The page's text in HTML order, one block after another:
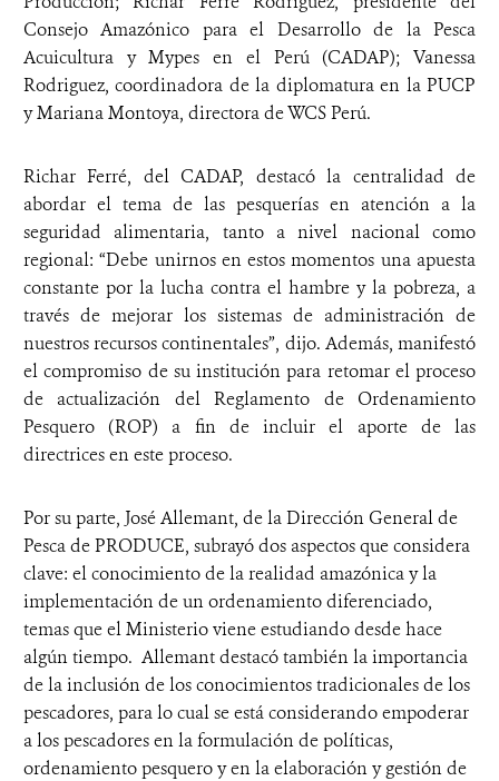
Consejo Amazónico para el Desarrollo de la Pesca
Acuicultura y Mypes en el Perú (CADAP); Vanessa
Rodriguez, coordinadora de la diplomatura en la PUCP
y Mariana Montoya, directora de WCS Perú.
Richar Ferré, del CADAP, destacó la centralidad de
abordar el tema de las pesquerías en atención a la
seguridad alimentaria, tanto a nivel nacional como
regional: “Debe unirnos en estos momentos una apuesta
constante por la lucha contra el hambre y la pobreza, a
través de mejorar los sistemas de administración de
nuestros recursos continentales”, dijo. Además, manifestó
el compromiso de su institución para retomar el proceso
de actualización del Reglamento de Ordenamiento
Pesquero (ROP) a fin de incluir el aporte de las
directrices en este proceso.
Por su parte, José Allemant, de la Dirección General de
Pesca de PRODUCE, subrayó dos aspectos que considera
clave: el conocimiento de la realidad amazónica y la
implementación de un ordenamiento diferenciado,
temas que el Ministerio viene estudiando desde hace
algún tiempo. Allemant destacó también la importancia
de la inclusión de los conocimientos tradicionales de los
pescadores, para lo cual se está considerando empoderar
a los pescadores en la formulación de políticas,
ordenamiento pesquero y en la elaboración y gestión de